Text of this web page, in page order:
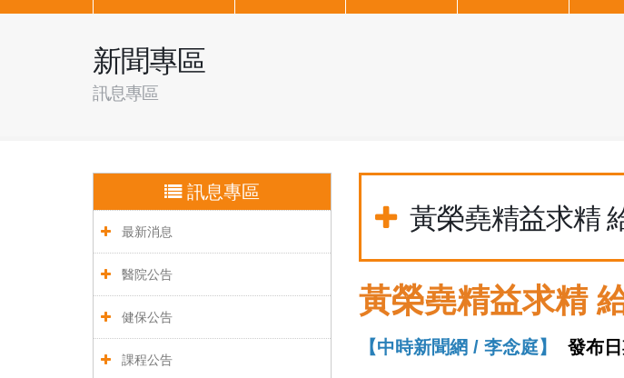
新聞專區
訊息專區
訊息專區
最新消息
醫院公告
健保公告
課程公告
黃榮堯精益求精
黃榮堯精益求精
【中時新聞網 / 李念庭】 發布